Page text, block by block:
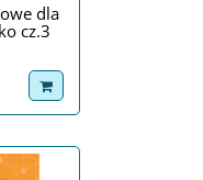
dla
cz.3
dodaj do koszyka